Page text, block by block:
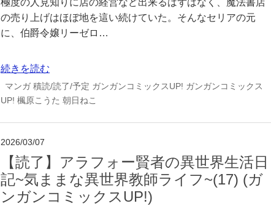
の売り上げはほぼ地を這い続けていた。そんなセリアの元
に、伯爵令嬢リーゼロ…
続きを読む
マンガ 積読/読了/予定 ガンガンコミックスUP! ガンガンコミックス
UP! 楓原こうた 朝日ねこ
2026/03/07
【読了】アラフォー賢者の異世界生活日
記~気ままな異世界教師ライフ~(17) (ガ
ンガンコミックスUP!)